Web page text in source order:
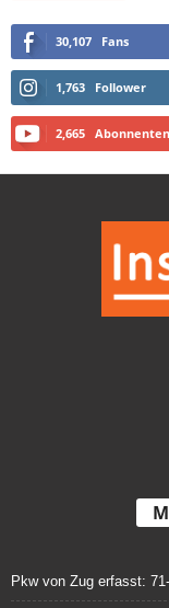
30,107 Fans
1,763 Follower
2,665 Abonnenten
Pkw von Zug erfasst: